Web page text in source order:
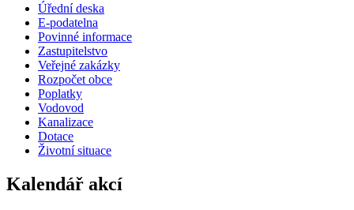
Úřední deska
E-podatelna
Povinné informace
Zastupitelstvo
Veřejné zakázky
Rozpočet obce
Poplatky
Vodovod
Kanalizace
Dotace
Životní situace
Kalendář akcí